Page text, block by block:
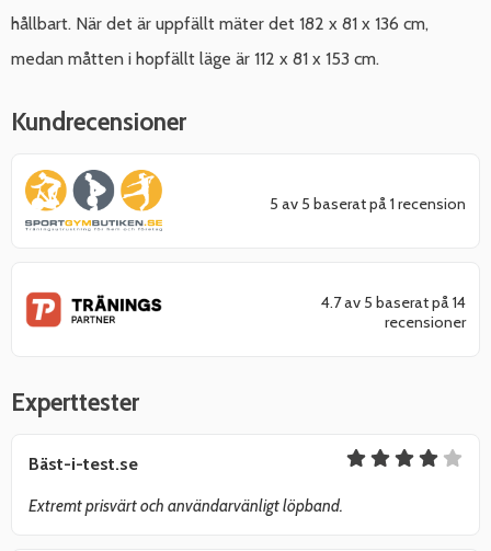
hållbart. När det är uppfällt mäter det 182 x 81 x 136 cm,
medan måtten i hopfällt läge är 112 x 81 x 153 cm.
Kundrecensioner
5 av 5 baserat på 1 recension
4.7 av 5 baserat på 14
recensioner
Experttester
Bäst-i-test.se
Extremt prisvärt och användarvänligt löpband.